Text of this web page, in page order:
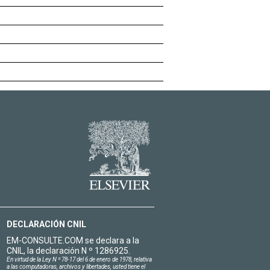
DECLARACIÓN CNIL
EM-CONSULTE.COM se declara a la
CNIL, la declaración N º 1286925.
En virtud de la Ley N º 78-17 del 6 de enero de 1978, relativa
a las computadoras, archivos y libertades, usted tiene el